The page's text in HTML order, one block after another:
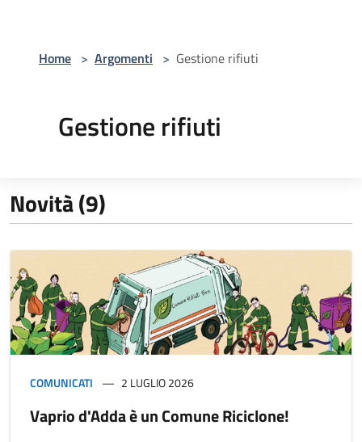
Home > Argomenti > Gestione rifiuti
Gestione rifiuti
Novità (9)
COMUNICATI 2 LUGLIO 2026
Vaprio d'Adda è un Comune Riciclone!